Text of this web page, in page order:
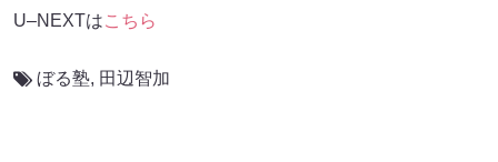
U–NEXTはこちら
ぼる塾, 田辺智加